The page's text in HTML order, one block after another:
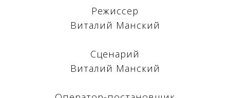
Режиссер
Виталий Манский
Сценарий
Виталий Манский